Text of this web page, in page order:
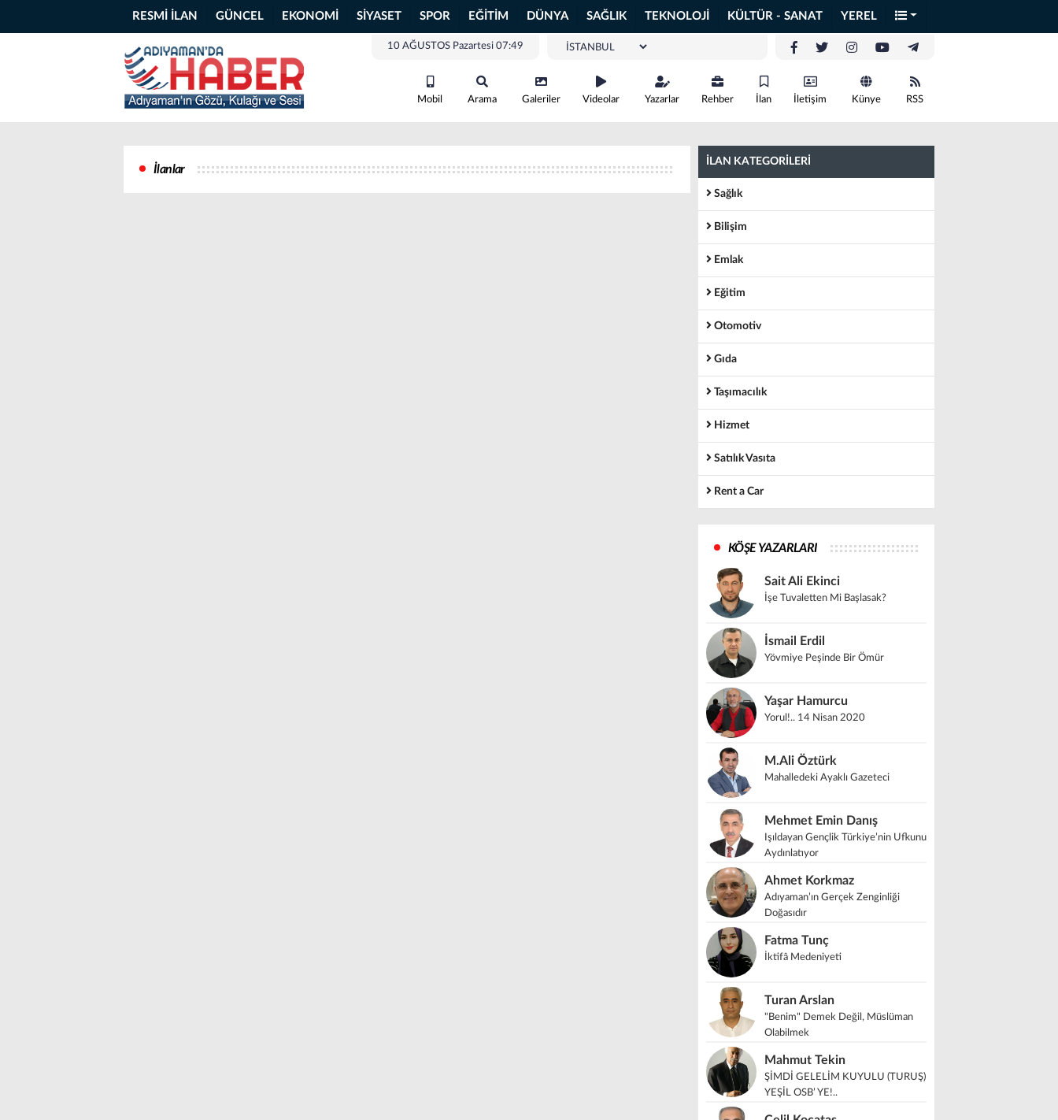
RESMİ İLAN GÜNCEL EKONOMİ SİYASET SPOR EĞİTİM DÜNYA SAĞLIK TEKNOLOJİ KÜLTÜR - SANAT YEREL
10 AĞUSTOS Pazartesi 07:49
Mobil Arama Galeriler Videolar Yazarlar Rehber İlan İletişim Künye RSS
İlanlar
İLAN KATEGORİLERİ
Sağlık
Bilişim
Emlak
Eğitim
Otomotiv
Gıda
Taşımacılık
Hizmet
Satılık Vasıta
Rent a Car
KÖŞE YAZARLARI
Sait Ali Ekinci
İşe Tuvaletten Mi Başlasak?
İsmail Erdil
Yövmiye Peşinde Bir Ömür
Yaşar Hamurcu
Yorul!.. 14 Nisan 2020
M.Ali Öztürk
Mahalledeki Ayaklı Gazeteci
Mehmet Emin Danış
Işıldayan Gençlik Türkiye’nin Ufkunu
Aydınlatıyor
Ahmet Korkmaz
Adıyaman’ın Gerçek Zenginliği
Doğasıdır
Fatma Tunç
İktifâ Medeniyeti
Turan Arslan
"Benim" Demek Değil, Müslüman
Olabilmek
Mahmut Tekin
ŞİMDİ GELELİM KUYULU (TURUŞ)
YEŞİL OSB’ YE!..